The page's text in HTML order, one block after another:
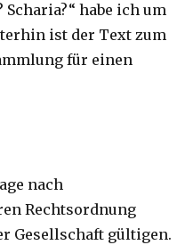
habe ich um
ist der Text zum
für einen
nach
Rechtsordnung
Gesellschaft gültigen.